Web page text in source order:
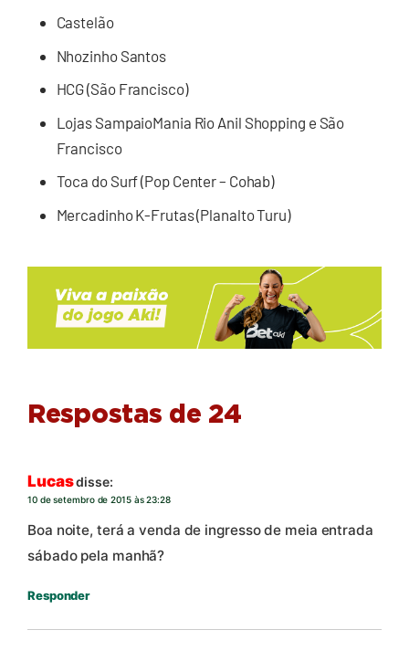
Castelão
Nhozinho Santos
HCG (São Francisco)
Lojas SampaioMania Rio Anil Shopping e São
Francisco
Toca do Surf (Pop Center – Cohab)
Mercadinho K-Frutas (Planalto Turu)
Respostas de 24
Lucasdisse:
10 de setembro de 2015 às 23:28
Boa noite, terá a venda de ingresso de meia entrada
sábado pela manhã?
Responder